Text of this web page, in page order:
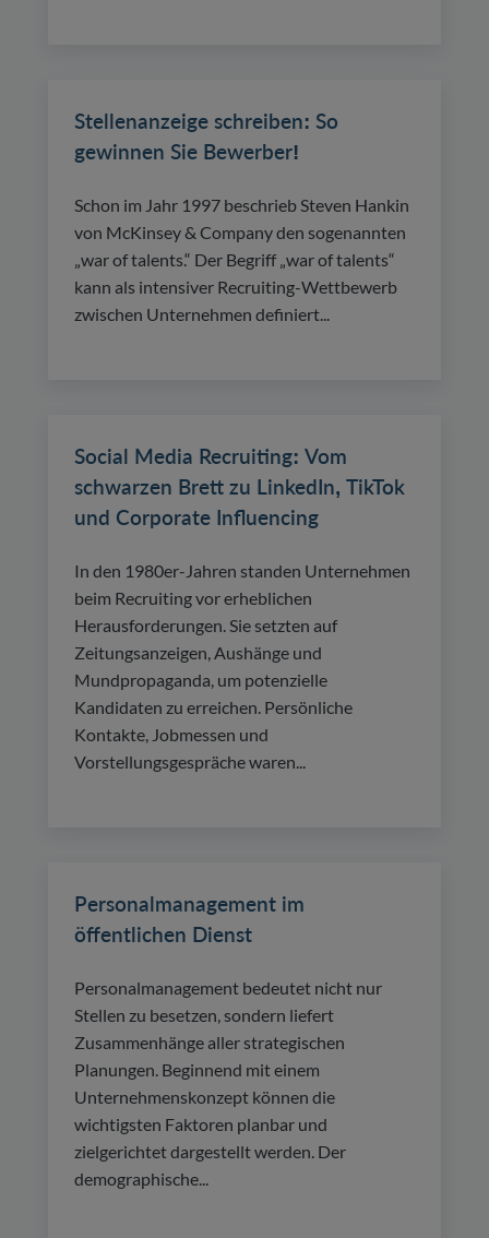
Stellenanzeige schreiben: So
gewinnen Sie Bewerber!
Schon im Jahr 1997 beschrieb Steven Hankin
von McKinsey & Company den sogenannten
„war of talents.“ Der Begriff „war of talents“
kann als intensiver Recruiting-Wettbewerb
zwischen Unternehmen definiert...
Social Media Recruiting: Vom
schwarzen Brett zu LinkedIn, TikTok
und Corporate Influencing
In den 1980er-Jahren standen Unternehmen
beim Recruiting vor erheblichen
Herausforderungen. Sie setzten auf
Zeitungsanzeigen, Aushänge und
Mundpropaganda, um potenzielle
Kandidaten zu erreichen. Persönliche
Kontakte, Jobmessen und
Vorstellungsgespräche waren...
Personalmanagement im
öffentlichen Dienst
Personalmanagement bedeutet nicht nur
Stellen zu besetzen, sondern liefert
Zusammenhänge aller strategischen
Planungen. Beginnend mit einem
Unternehmenskonzept können die
wichtigsten Faktoren planbar und
zielgerichtet dargestellt werden. Der
demographische...